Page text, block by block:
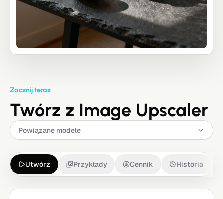
Zacznij teraz
Twórz z Image Upscaler
Powiązane modele
Utwórz Przykłady Cennik Historia